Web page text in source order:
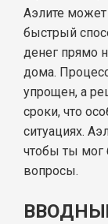
Аэлите может
быстрый
денег прямо
дома.
упрощен, а
сроки, что
ситуациях.
чтобы ты мог
вопросы.